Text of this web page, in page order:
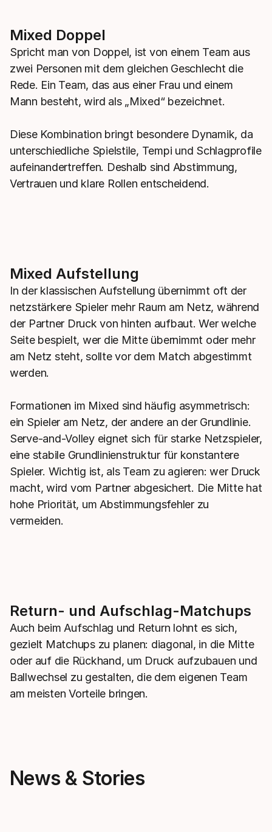
Mixed Doppel
Spricht man von Doppel, ist von einem Team aus
zwei Personen mit dem gleichen Geschlecht die
Rede. Ein Team, das aus einer Frau und einem
Mann besteht, wird als „Mixed“ bezeichnet.
Diese Kombination bringt besondere Dynamik, da
unterschiedliche Spielstile, Tempi und Schlagprofile
aufeinandertreffen. Deshalb sind Abstimmung,
Vertrauen und klare Rollen entscheidend.
Mixed Aufstellung
In der klassischen Aufstellung übernimmt oft der
netzstärkere Spieler mehr Raum am Netz, während
der Partner Druck von hinten aufbaut. Wer welche
Seite bespielt, wer die Mitte übernimmt oder mehr
am Netz steht, sollte vor dem Match abgestimmt
werden.
Formationen im Mixed sind häufig asymmetrisch:
ein Spieler am Netz, der andere an der Grundlinie.
Serve-and-Volley eignet sich für starke Netzspieler,
eine stabile Grundlinienstruktur für konstantere
Spieler. Wichtig ist, als Team zu agieren: wer Druck
macht, wird vom Partner abgesichert. Die Mitte hat
hohe Priorität, um Abstimmungsfehler zu
vermeiden.
Return- und Aufschlag-Matchups
Auch beim Aufschlag und Return lohnt es sich,
gezielt Matchups zu planen: diagonal, in die Mitte
oder auf die Rückhand, um Druck aufzubauen und
Ballwechsel zu gestalten, die dem eigenen Team
am meisten Vorteile bringen.
News & Stories